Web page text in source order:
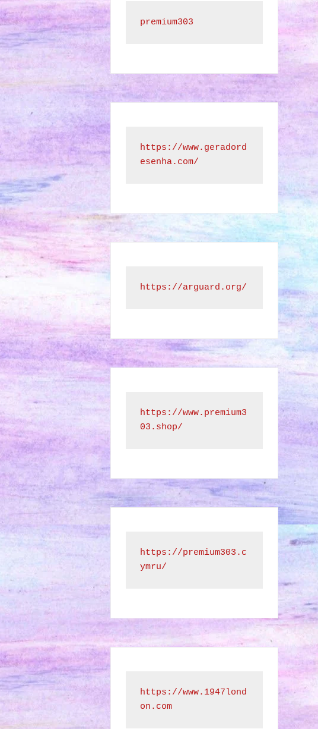
premium303
https://www.geradord
esenha.com/
https://arguard.org/
https://www.premium3
03.shop/
https://premium303.c
ymru/
https://www.1947lond
on.com